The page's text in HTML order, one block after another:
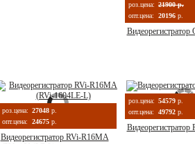
роз.цена: 21900 р.
опт.цена:
20196 р.
роз.цена: 27048 р.
опт.цена:
24675 р.
Видеорегистратор RVi-R16MA
роз.цена: 54579 р.
опт.цена:
49792 р.
Видеорегистратор